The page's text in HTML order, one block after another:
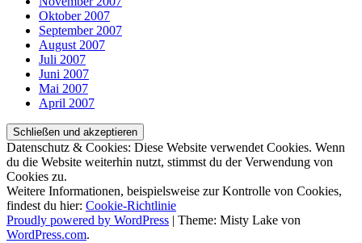
Oktober 2007
September 2007
August 2007
Juli 2007
Juni 2007
Mai 2007
April 2007
Datenschutz & Cookies: Diese Website verwendet Cookies. Wenn
du die Website weiterhin nutzt, stimmst du der Verwendung von
Cookies zu.
Weitere Informationen, beispielsweise zur Kontrolle von Cookies,
findest du hier: Cookie-Richtlinie
Proudly powered by WordPress | Theme: Misty Lake von
WordPress.com.